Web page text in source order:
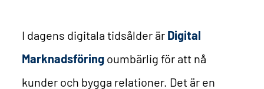
I dagens digitala tidsålder är Digital
Marknadsföring oumbärlig för att nå
kunder och bygga relationer. Det är en